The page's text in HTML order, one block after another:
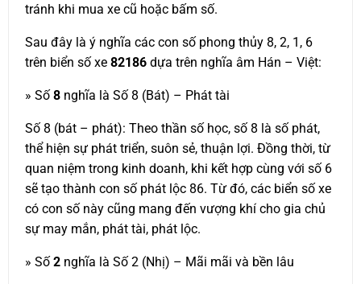
tránh khi mua xe cũ hoặc bấm số.
Sau đây là ý nghĩa các con số phong thủy 8, 2, 1, 6
trên biển số xe 82186 dựa trên nghĩa âm Hán – Việt:
» Số8 nghĩa là Số 8 (Bát) – Phát tài
Số 8 (bát – phát): Theo thần số học, số 8 là số phát,
thể hiện sự phát triển, suôn sẻ, thuận lợi. Đồng thời, từ
quan niệm trong kinh doanh, khi kết hợp cùng với số 6
sẽ tạo thành con số phát lộc 86. Từ đó, các biển số xe
có con số này cũng mang đến vượng khí cho gia chủ
sự may mắn, phát tài, phát lộc.
» Số2 nghĩa là Số 2 (Nhị) – Mãi mãi và bền lâu